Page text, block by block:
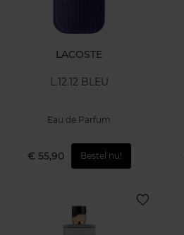
LACOSTE
L.12.12 BLEU
Eau de Parfum
€ 55,90 Bestel nu!